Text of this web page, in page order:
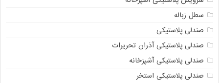
سطل زباله
صندلی پلاستیکی
صندلی پلاستیکی آذران تحریرات
صندلی پلاستیکی آشپزخانه
صندلی پلاستیکی استخر